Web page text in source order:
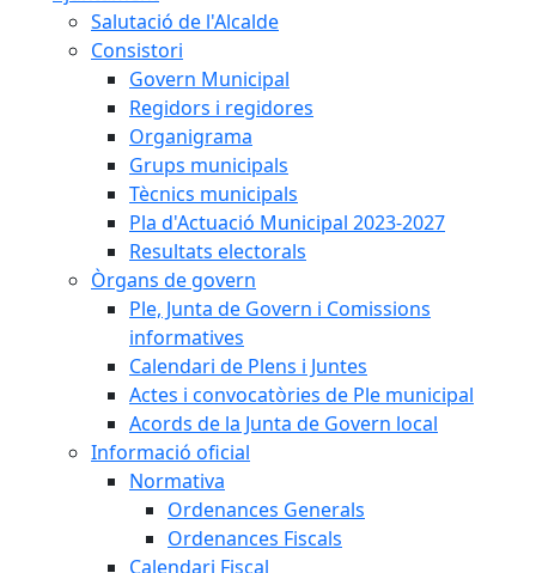
Salutació de l'Alcalde
Consistori
Govern Municipal
Regidors i regidores
Organigrama
Grups municipals
Tècnics municipals
Pla d'Actuació Municipal 2023-2027
Resultats electorals
Òrgans de govern
Ple, Junta de Govern i Comissions
informatives
Calendari de Plens i Juntes
Actes i convocatòries de Ple municipal
Acords de la Junta de Govern local
Informació oficial
Normativa
Ordenances Generals
Ordenances Fiscals
Calendari Fiscal